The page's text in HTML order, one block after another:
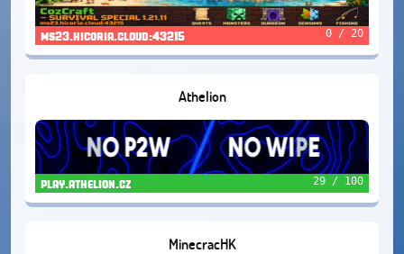
ms23.hicoria.cloud:43215 0 / 20
Athelion
play.athelion.cz 29 / 100
MinecracHK